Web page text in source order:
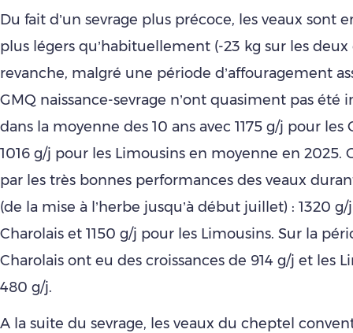
Du fait d’un sevrage plus précoce, les veaux sont
plus légers qu’habituellement (-23 kg sur les deux
revanche, malgré une période d’affouragement
GMQ naissance-sevrage n’ont quasiment pas été
dans la moyenne des 10 ans avec 1175 g/j pour les
1016 g/j pour les Limousins en moyenne en 2025.
par les très bonnes performances des veaux
(de la mise à l’herbe jusqu’à début juillet) : 1320
Charolais et 1150 g/j pour les Limousins. Sur la
Charolais ont eu des croissances de 914 g/j et les
480 g/j.
A la suite du sevrage, les veaux du cheptel